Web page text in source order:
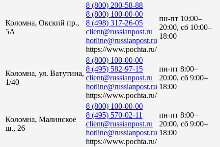
Коломна, Окский пр.,
5А
8 (800) 200-58-88
8 (800) 100-00-00
8 (498) 317-26-05
client@russianpost.ru
hotline@russianpost.ru
https://www.pochta.ru/
пн-пт 10:00–
20:00, сб 10:00–
18:00
Коломна, ул. Ватутина,
1/40
8 (800) 100-00-00
8 (495) 582-97-15
client@russianpost.ru
hotline@russianpost.ru
https://www.pochta.ru/
пн-пт 8:00–
20:00, сб 9:00–
18:00
Коломна, Малинское
ш., 26
8 (800) 100-00-00
8 (495) 570-02-11
client@russianpost.ru
hotline@russianpost.ru
https://www.pochta.ru/
пн-пт 8:00–
20:00, сб 9:00–
18:00